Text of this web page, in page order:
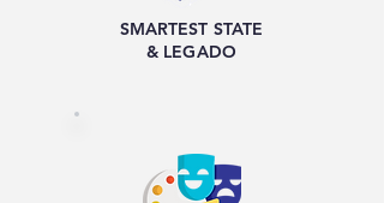
SMARTEST STATE
& LEGADO